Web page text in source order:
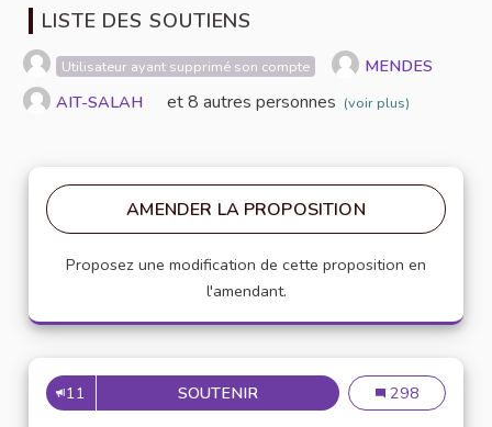
LISTE DES SOUTIENS
Utilisateur ayant supprimé son compte
MENDES
AIT-SALAH
et 8 autres personnes (voir plus)
AMENDER LA PROPOSITION
Proposez une modification de cette proposition en
l'amendant.
11 SOUTENIR INSCRIRE LA CHARTE DANS
Inscrire la
298